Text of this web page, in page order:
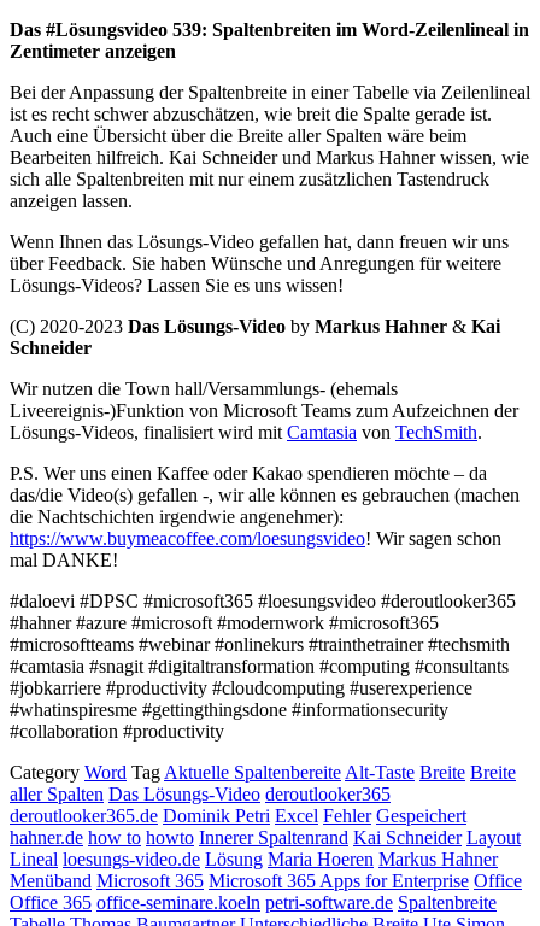
Das #Lösungsvideo 539: Spaltenbreiten im Word-Zeilenlineal in
Zentimeter anzeigen
Bei der Anpassung der Spaltenbreite in einer Tabelle via Zeilenlineal
ist es recht schwer abzuschätzen, wie breit die Spalte gerade ist.
Auch eine Übersicht über die Breite aller Spalten wäre beim
Bearbeiten hilfreich. Kai Schneider und Markus Hahner wissen, wie
sich alle Spaltenbreiten mit nur einem zusätzlichen Tastendruck
anzeigen lassen.
Wenn Ihnen das Lösungs-Video gefallen hat, dann freuen wir uns
über Feedback. Sie haben Wünsche und Anregungen für weitere
Lösungs-Videos? Lassen Sie es uns wissen!
(C) 2020-2023 Das Lösungs-Video by Markus Hahner & Kai
Schneider
Wir nutzen die Town hall/Versammlungs- (ehemals
Liveereignis-)Funktion von Microsoft Teams zum Aufzeichnen der
Lösungs-Videos, finalisiert wird mit Camtasia von TechSmith.
P.S. Wer uns einen Kaffee oder Kakao spendieren möchte – da
das/die Video(s) gefallen -, wir alle können es gebrauchen (machen
die Nachtschichten irgendwie angenehmer):
https://www.buymeacoffee.com/loesungsvideo! Wir sagen schon
mal DANKE!
#daloevi #DPSC #microsoft365 #loesungsvideo #deroutlooker365
#hahner #azure #microsoft #modernwork #microsoft365
#microsoftteams #webinar #onlinekurs #trainthetrainer #techsmith
#camtasia #snagit #digitaltransformation #computing #consultants
#jobkarriere #productivity #cloudcomputing #userexperience
#whatinspiresme #gettingthingsdone #informationsecurity
#collaboration #productivity
Category Word Tag Aktuelle Spaltenbereite Alt-Taste Breite Breite
aller Spalten Das Lösungs-Video deroutlooker365
deroutlooker365.de Dominik Petri Excel Fehler Gespeichert
hahner.de how to howto Innerer Spaltenrand Kai Schneider Layout
Lineal loesungs-video.de Lösung Maria Hoeren Markus Hahner
Menüband Microsoft 365 Microsoft 365 Apps for Enterprise Office
Office 365 office-seminare.koeln petri-software.de Spaltenbreite